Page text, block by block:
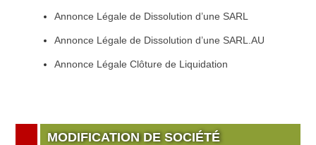
Annonce Légale de Dissolution d’une SARL
Annonce Légale de Dissolution d’une SARL.AU
Annonce Légale Clôture de Liquidation
MODIFICATION DE SOCIÉTÉ